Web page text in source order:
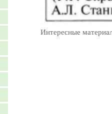
Интересные